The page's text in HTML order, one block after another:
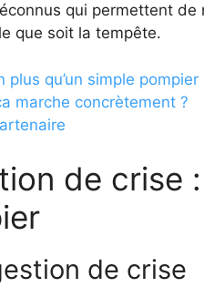
qui permettent de
que soit la tempête.
qu’un simple pompier
marche concrètement ?
de crise
de crise